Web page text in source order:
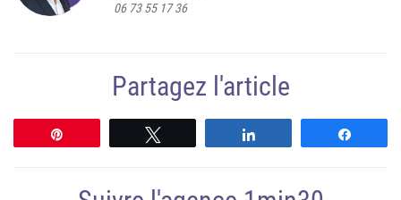
06 73 55 17 36
Partagez l'article